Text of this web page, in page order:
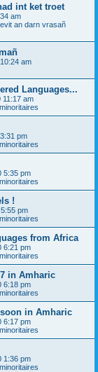
int ket troet
am
an darn vrasañ
am
Languages...
11:17 am
pm
5:35 pm
!
pm
from Africa
6:21 pm
in Amharic
6:18 pm
in Amharic
6:17 pm
1:36 pm